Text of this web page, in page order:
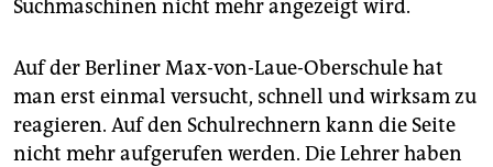
Suchmaschinen nicht mehr angezeigt wird.
Auf der Berliner Max-von-Laue-Oberschule hat
man erst einmal versucht, schnell und wirksam zu
reagieren. Auf den Schulrechnern kann die Seite
nicht mehr aufgerufen werden. Die Lehrer haben